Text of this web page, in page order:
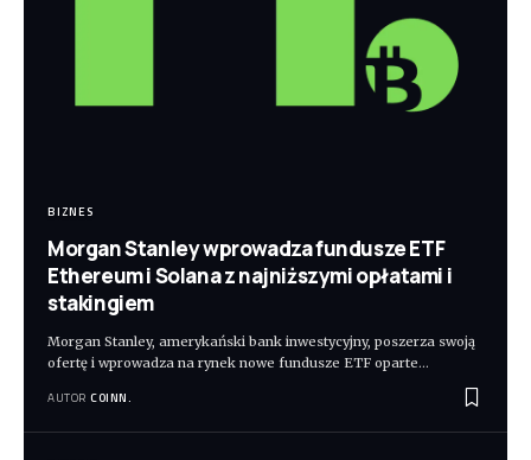
BIZNES
Morgan Stanley wprowadza fundusze ETF
Ethereum i Solana z najniższymi opłatami i
stakingiem
Morgan Stanley, amerykański bank inwestycyjny, poszerza swoją
ofertę i wprowadza na rynek nowe fundusze ETF oparte…
AUTOR COINN.